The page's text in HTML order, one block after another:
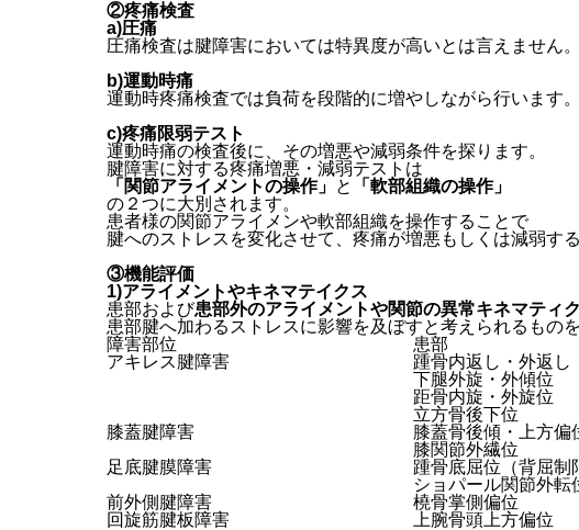
②疼痛検査
a)圧痛
圧痛検査は腱障害においては特異度が高いとは言えません。
b)運動時痛
運動時疼痛検査では負荷を段階的に増やしながら行います。
c)疼痛限弱テスト
運動時痛の検査後に、その増悪や減弱条件を探ります。
腱障害に対する疼痛増悪・減弱テストは
「関節アライメントの操作」 と
「軟部組織の操作」
の２つに大別されます。
患者様の関節アライメンや軟部組織を操作することで
腱へのストレスを変化させて、疼痛が増悪もしくは減弱す
③機能評価
1)アライメントやキネマテイクス
患部および患部外のアライメントや関節の異常キネマティ
患部腱へ加わるストレスに影響を及ぼすと考えられるものを
障害部位
患部
アキレス腱障害
踵骨内返し・外返し
下腿外旋・外傾位
距骨内旋・外旋位
立方骨後下位
膝蓋腱障害
膝蓋骨後傾・上方偏
膝関節外繊位
足底腱膜障害
踵骨底屈位（背屈制
ショパール関節外転
前外側腱障害
橈骨掌側偏位
回旋筋腱板障害
上腕骨頭上方偏位